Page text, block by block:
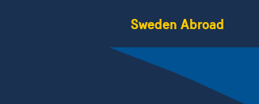
Sweden Abroad